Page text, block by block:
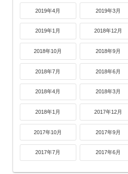
2019年4月 2019年3月
2019年1月 2018年12月
2018年10月 2018年9月
2018年7月 2018年6月
2018年4月 2018年3月
2018年1月 2017年12月
2017年10月 2017年9月
2017年7月 2017年6月